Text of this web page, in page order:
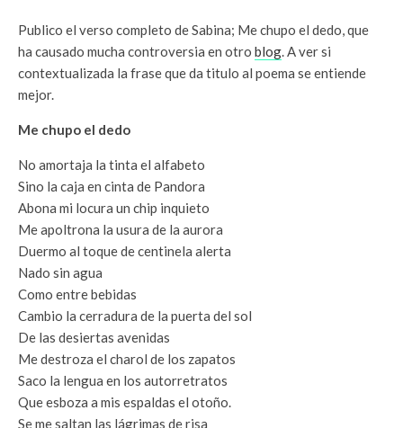
Publico el verso completo de Sabina; Me chupo el dedo, que
ha causado mucha controversia en otro blog . A ver si
contextualizada la frase que da titulo al poema se entiende
mejor.
Me chupo el dedo
No amortaja la tinta el alfabeto
Sino la caja en cinta de Pandora
Abona mi locura un chip inquieto
Me apoltrona la usura de la aurora
Duermo al toque de centinela alerta
Nado sin agua
Como entre bebidas
Cambio la cerradura de la puerta del sol
De las desiertas avenidas
Me destroza el charol de los zapatos
Saco la lengua en los autorretratos
Que esboza a mis espaldas el otoño.
Se me saltan las lágrimas de risa